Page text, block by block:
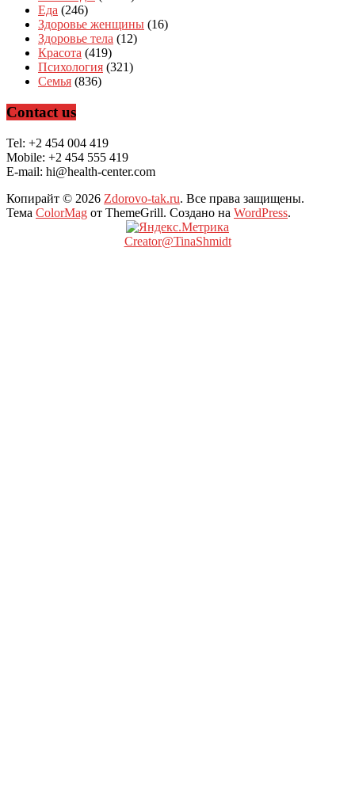
Еда (246)
Здоровье женщины (16)
Здоровье тела (12)
Красота (419)
Психология (321)
Семья (836)
Contact us
Tel: +2 454 004 419
Mobile: +2 454 555 419
E-mail: hi@health-center.com
Копирайт © 2026 Zdorovo-tak.ru. Все права защищены.
Тема ColorMag от ThemeGrill. Создано на WordPress.
Creator@TinaShmidt